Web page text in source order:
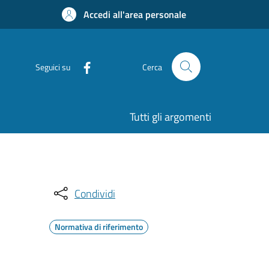
Accedi all'area personale
Seguici su Cerca
Tutti gli argomenti
Condividi
Normativa di riferimento